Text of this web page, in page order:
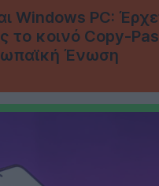
Windows PC:
το κοινό Copy-
Ένωση